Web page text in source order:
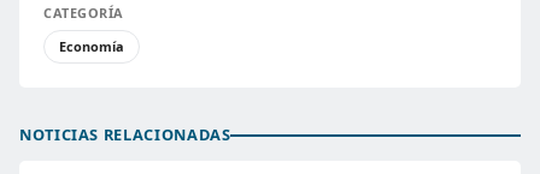
CATEGORÍA
Economía
NOTICIAS RELACIONADAS